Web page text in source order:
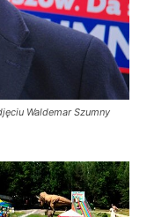
Waldemar Szumny